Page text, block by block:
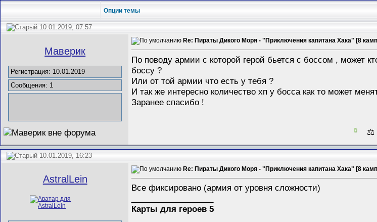
Опции темы
10.01.2019, 07:57
Маверик
Регистрация: 10.01.2019
Сообщения: 1
Re: Пираты Дикого Моря - "Приключения капитана Хака" [8
По поводу армии с которой герой бьется с боссом , может
боссу ?
Или от той армии что есть у тебя ?
И так же интересно количество хп у босса как то может
Заранее спасибо !
0 ⚖️
10.01.2019, 16:23
AstralLein
Re: Пираты Дикого Моря - "Приключения капитана Хака" [8
Все фиксировано (армия от уровня сложности)
Карты для героев 5